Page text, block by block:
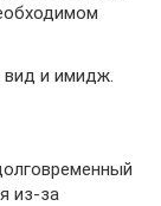
и имидж.
из-за